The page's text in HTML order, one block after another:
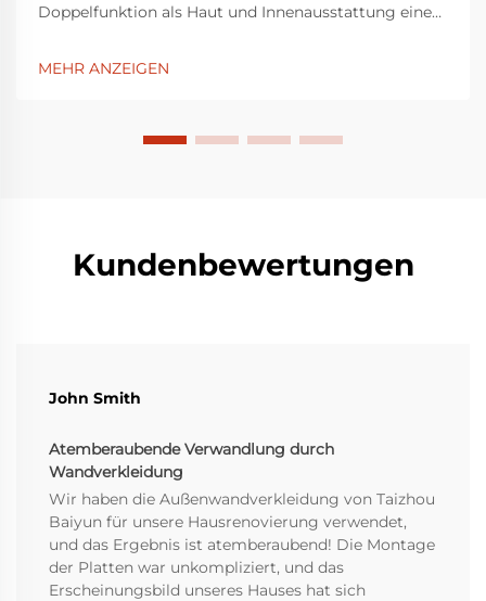
Doppelfunktion als Haut und Innenausstattung eines
Hersteller von konstruierten Dekormaterialien,
MEHR ANZEIGEN
Kundenbewertungen
John Smith
Atemberaubende Verwandlung durch
Wandverkleidung
Wir haben die Außenwandverkleidung von Taizhou
Baiyun für unsere Hausrenovierung verwendet,
und das Ergebnis ist atemberaubend! Die Montage
der Platten war unkompliziert, und das
Erscheinungsbild unseres Hauses hat sich